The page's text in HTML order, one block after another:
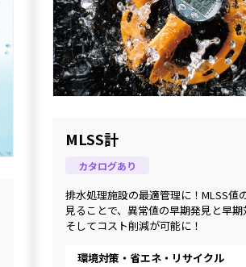
MLSS計
カタログあり
排水処理施設の最適管理に！MLSS値
見ることで、異常値の早期発見と早期
そしてコスト削減が可能に！
環境対策・省エネ・リサイクル